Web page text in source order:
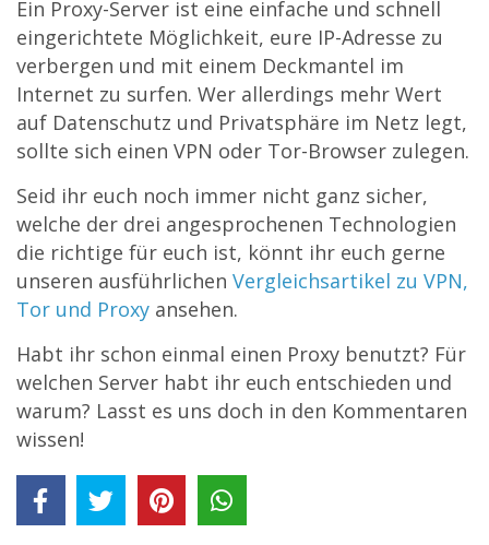
Ein Proxy-Server ist eine einfache und schnell
eingerichtete Möglichkeit, eure IP-Adresse zu
verbergen und mit einem Deckmantel im
Internet zu surfen. Wer allerdings mehr Wert
auf Datenschutz und Privatsphäre im Netz legt,
sollte sich einen VPN oder Tor-Browser zulegen.
Seid ihr euch noch immer nicht ganz sicher,
welche der drei angesprochenen Technologien
die richtige für euch ist, könnt ihr euch gerne
unseren ausführlichen Vergleichsartikel zu VPN,
Tor und Proxy ansehen.
Habt ihr schon einmal einen Proxy benutzt? Für
welchen Server habt ihr euch entschieden und
warum? Lasst es uns doch in den Kommentaren
wissen!